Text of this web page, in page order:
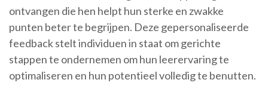
ontvangen die hen helpt hun sterke en zwakke
punten beter te begrijpen. Deze gepersonaliseerde
feedback stelt individuen in staat om gerichte
stappen te ondernemen om hun leerervaring te
optimaliseren en hun potentieel volledig te benutten.